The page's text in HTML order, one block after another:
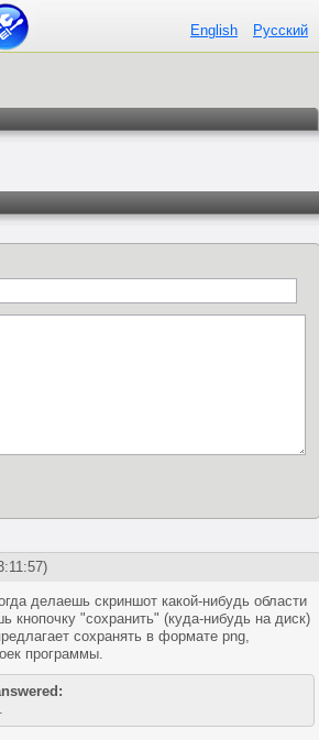
English Русский
делаешь скриншот какой-нибудь области
кнопочку "сохранить" (куда-нибудь на диск)
сохранять в формате png,
программы.